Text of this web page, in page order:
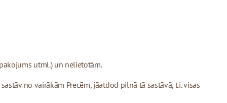
utml.) un nelietotām.
no vairākām Precēm, jāatdod pilnā tā sastāvā, t.i. visas